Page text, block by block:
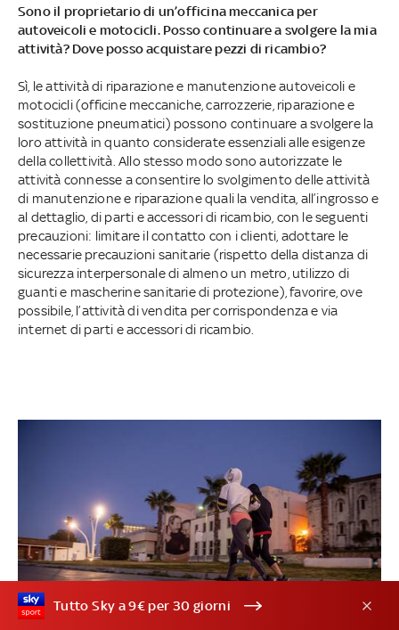
Sono il proprietario di un’officina meccanica per
autoveicoli e motocicli. Posso continuare a svolgere la mia
attività? Dove posso acquistare pezzi di ricambio?
Sì, le attività di riparazione e manutenzione autoveicoli e
motocicli (officine meccaniche, carrozzerie, riparazione e
sostituzione pneumatici) possono continuare a svolgere la
loro attività in quanto considerate essenziali alle esigenze
della collettività. Allo stesso modo sono autorizzate le
attività connesse a consentire lo svolgimento delle attività
di manutenzione e riparazione quali la vendita, all’ingrosso e
al dettaglio, di parti e accessori di ricambio, con le seguenti
precauzioni: limitare il contatto con i clienti, adottare le
necessarie precauzioni sanitarie (rispetto della distanza di
sicurezza interpersonale di almeno un metro, utilizzo di
guanti e mascherine sanitarie di protezione), favorire, ove
possibile, l’attività di vendita per corrispondenza e via
internet di parti e accessori di ricambio.
Tutto Sky a 9€ per 30 giorni